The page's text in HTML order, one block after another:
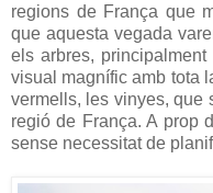
regions de França que
que aquesta vegada
els arbres,
visual magnífic amb tota
vermells, les vinyes, que
regió de França. A prop
sense necessitat de